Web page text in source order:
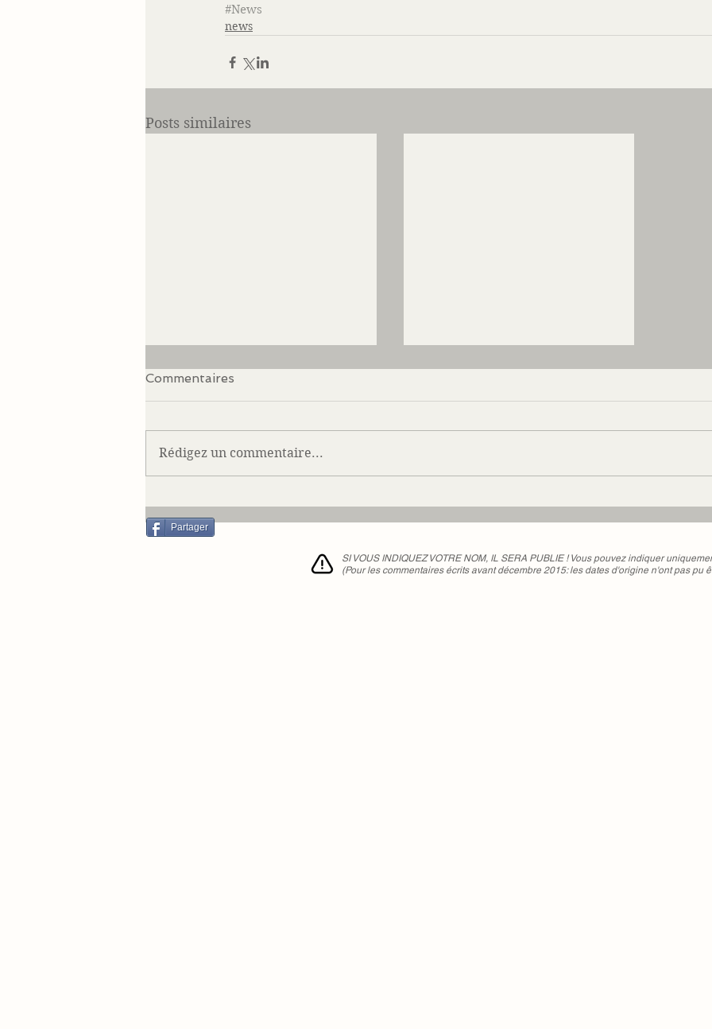
#News
news
Posts similaires
Commentaires
Rédigez un commentaire...
Partager
SI VOUS INDIQUEZ VOTRE NOM, IL SERA PUBLIE ! Vous pouvez indiquer
(Pour les commentaires écrits avant décembre 2015: les dates d'origine n'ont pas pu